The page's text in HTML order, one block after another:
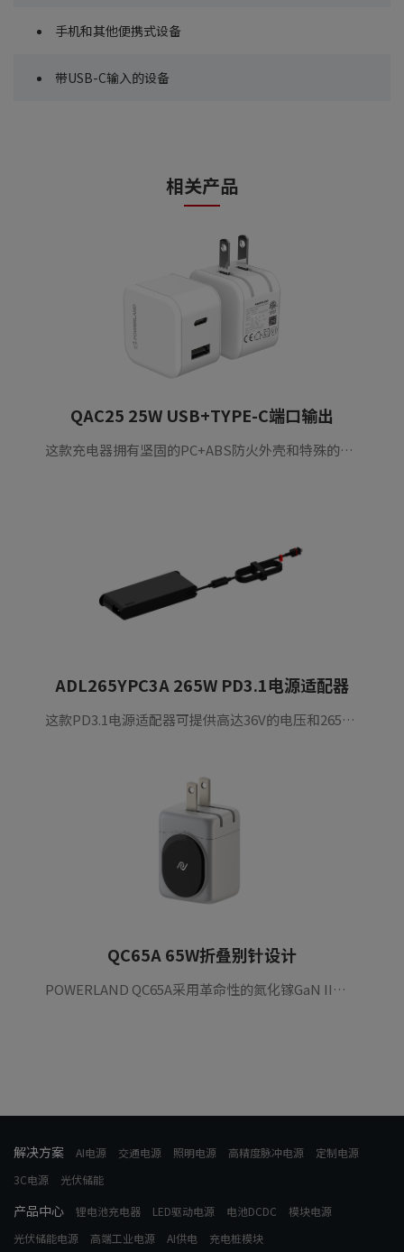
手机和其他便携式设备
带USB-C输入的设备
相关产品
QAC25 25W USB+TYPE-C端口输出
这款充电器拥有坚固的PC+ABS防火外壳和特殊的防火保护内层，充电器可与各种USB-C手机、平板电脑等无缝连接。25W USB-C充电器比其他充电器小20%，重量轻，方便携带。双端口快速充电，一小时内安全加速80%满电，USB+Type-C接口设计支持协议快速充电。
ADL265YPC3A 265W PD3.1电源适配器
这款PD3.1电源适配器可提供高达36V的电压和265V的电源输出，满足市场上几乎所有Type-C设备的充电需求。采用世界领先制造商的尖端架构和组件，确保高性能和卓越的可靠性。
QC65A 65W折叠别针设计
POWERLAND QC65A采用革命性的氮化镓GaN II技术，在超小空间内实现高功率，功率效率为94%，并提供足够的功率为大多数旗舰笔记本电脑高速充电。实施全方位保护和热管理，以保护您的设备，一对一和一对一设计，尺寸紧凑，使其非常适合家庭、办公室和外出时使用。
解决方案 AI电源 交通电源 照明电源 高精度脉冲电源
定制电源
3C电源
光伏储能
产品中心 锂电池充电器 LED驱动电源 电池DCDC
模块电源
光伏储能电源
高端工业电源 AI供电 充电桩模块